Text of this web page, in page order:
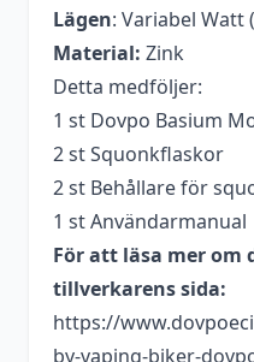
Lägen: Variabel Watt
Material: Zink
Detta medföljer:
1 st Dovpo Basium
2 st Squonkflaskor
2 st Behållare för
1 st Användarmanual
För att läsa mer om
tillverkarens sida:
https://
by-vaping-biker-